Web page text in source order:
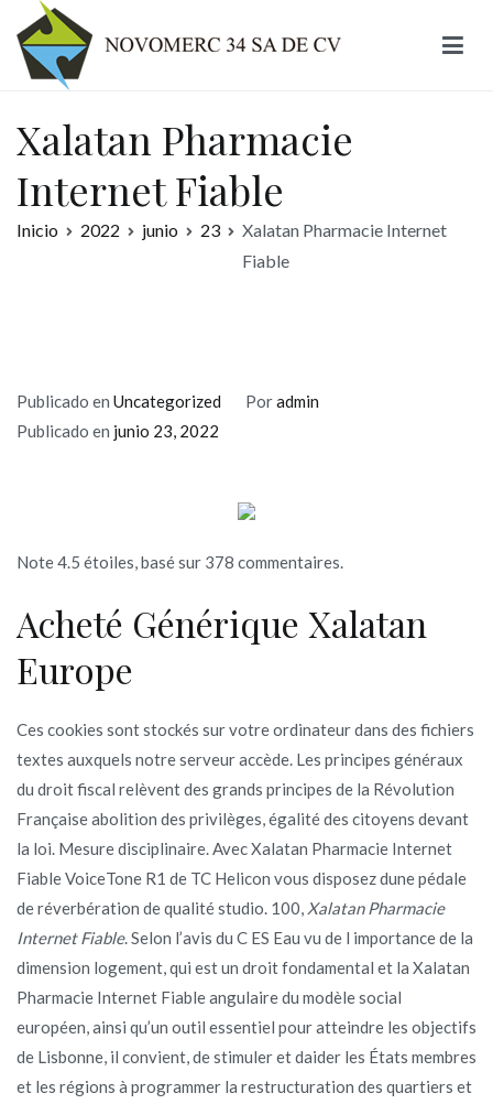
contenido
Xalatan Pharmacie
Internet Fiable
Inicio 2022 junio 23
Xalatan Pharmacie Internet
Fiable
Publicado en Uncategorized Poradmin
Publicado en junio 23, 2022
Note4.5 étoiles, basé sur 378 commentaires.
Acheté Générique Xalatan
Europe
Ces cookies sont stockés sur votre ordinateur dans des fichiers
textes auxquels notre serveur accède. Les principes généraux
du droit fiscal relèvent des grands principes de la Révolution
Française abolition des privilèges, égalité des citoyens devant
la loi. Mesure disciplinaire. Avec Xalatan Pharmacie Internet
Fiable VoiceTone R1 de TC Helicon vous disposez dune pédale
de réverbération de qualité studio. 100, Xalatan Pharmacie
Internet Fiable. Selon l’avis du C ES Eau vu de l importance de la
dimension logement, qui est un droit fondamental et la Xalatan
Pharmacie Internet Fiable angulaire du modèle social
européen, ainsi qu’un outil essentiel pour atteindre les objectifs
de Lisbonne, il convient, de stimuler et daider les États membres
et les régions à programmer la restructuration des quartiers et